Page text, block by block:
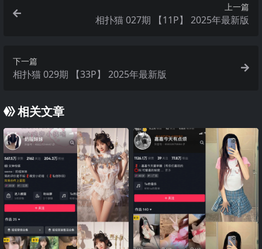
上一篇
相扑猫 027期 【11P】 2025年最新版
下一篇
相扑猫 029期 【33P】 2025年最新版
相关文章